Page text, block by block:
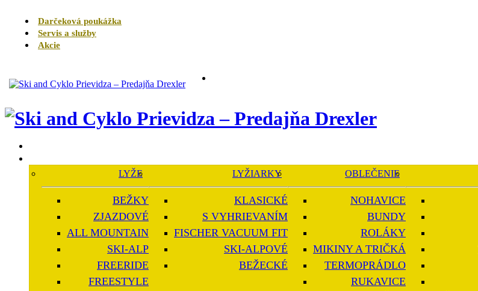
Darčeková poukážka
Servis a služby
Akcie
LYŽE
BEŽKY
ZJAZDOVÉ
ALL MOUNTAIN
SKI-ALP
FREERIDE
FREESTYLE
LYŽIARKY
KLASICKÉ
S VYHRIEVANÍM
FISCHER VACUUM FIT
SKI-ALPOVÉ
BEŽECKÉ
OBLEČENIE
NOHAVICE
BUNDY
ROLÁKY
MIKINY A TRIČKÁ
TERMOPRÁDLO
RUKAVICE